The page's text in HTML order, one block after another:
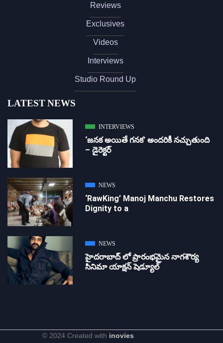
Reviews
Exclusives
Videos
Interviews
Studio Round Up
LATEST NEWS
INTERVIEWS
‘జ‌న‌క అయితే గ‌న‌క‌’ అందరికీ నచ్చుతుంది
– డైరెక్ట‌ర్
NEWS
‘RawKing’ Manoj Manchu Restores
Dignity to a
NEWS
హైదరాబాద్ లో ప్రారంభమైన నాగశౌర్య
సినిమా యాక్షన్ షెడ్యూల్
© 2024 Created with inovies